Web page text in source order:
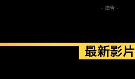
- 廣告 -
最新影片